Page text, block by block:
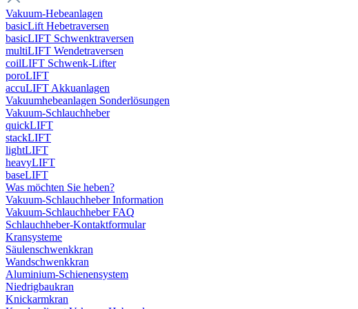
Vakuum-Hebeanlagen
basicLift Hebetraversen
basicLIFT Schwenktraversen
multiLIFT Wendetraversen
coilLIFT Schwenk-Lifter
poroLIFT
accuLIFT Akkuanlagen
Vakuumhebeanlagen Sonderlösungen
Vakuum-Schlauchheber
quickLIFT
stackLIFT
lightLIFT
heavyLIFT
baseLIFT
Was möchten Sie heben?
Vakuum-Schlauchheber Information
Vakuum-Schlauchheber FAQ
Schlauchheber-Kontaktformular
Kransysteme
Säulenschwenkkran
Wandschwenkkran
Aluminium-Schienensystem
Niedrigbaukran
Knickarmkran